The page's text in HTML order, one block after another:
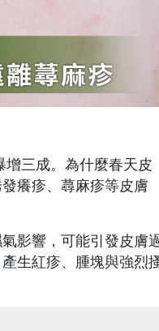
增三成。為什麼春天皮
癢疹、蕁麻疹等皮膚
影響，可能引發皮膚
生紅疹、腫塊與強烈